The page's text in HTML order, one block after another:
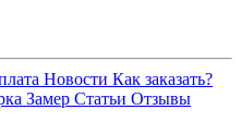
Новости Как заказать?
Замер Статьи Отзывы